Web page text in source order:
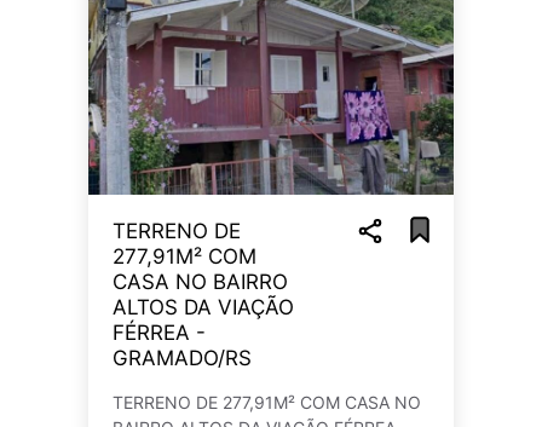
TERRENO DE
277,91M² COM
CASA NO BAIRRO
ALTOS DA VIAÇÃO
FÉRREA -
GRAMADO/RS
TERRENO DE 277,91M² COM CASA NO